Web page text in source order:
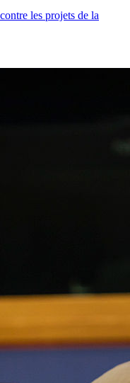
les projets de la